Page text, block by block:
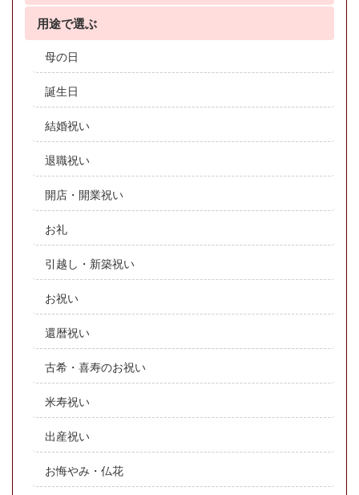
用途で選ぶ
母の日
誕生日
結婚祝い
退職祝い
開店・開業祝い
お礼
引越し・新築祝い
お祝い
還暦祝い
古希・喜寿のお祝い
米寿祝い
出産祝い
お悔やみ・仏花